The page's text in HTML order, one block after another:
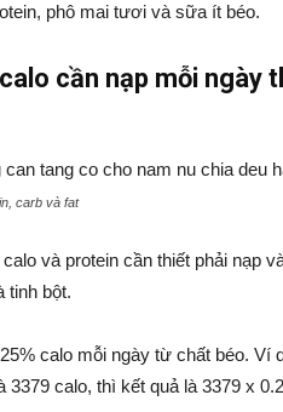
phô mai tươi và sữa ít béo.
cần nạp mỗi ngày
carb và fat
và protein cần thiết phải nạp
tinh bột.
calo mỗi ngày từ chất béo. Ví
calo, thì kết quả là 3379 x